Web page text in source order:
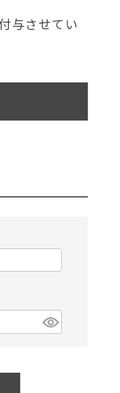
与させてい